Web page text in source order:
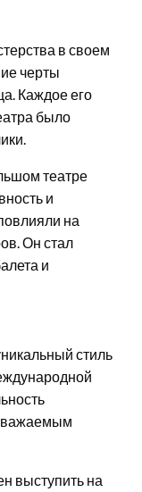
в своем
черты
Каждое его
было
театре
и
на
Он стал
и
стиль
выступить на